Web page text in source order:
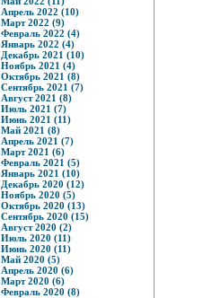
Апрель 2022 (10)
Март 2022 (9)
Февраль 2022 (4)
Январь 2022 (4)
Декабрь 2021 (10)
Ноябрь 2021 (4)
Октябрь 2021 (8)
Сентябрь 2021 (7)
Август 2021 (8)
Июль 2021 (7)
Июнь 2021 (11)
Май 2021 (8)
Апрель 2021 (7)
Март 2021 (6)
Февраль 2021 (5)
Январь 2021 (10)
Декабрь 2020 (12)
Ноябрь 2020 (5)
Октябрь 2020 (13)
Сентябрь 2020 (15)
Август 2020 (2)
Июль 2020 (11)
Июнь 2020 (11)
Май 2020 (5)
Апрель 2020 (6)
Март 2020 (6)
Февраль 2020 (8)